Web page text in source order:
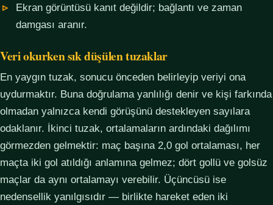
Ekran görüntüsü kanıt değildir; bağlantı ve zaman
damgası aranır.
Veri okurken sık düşülen tuzaklar
En yaygın tuzak, sonucu önceden belirleyip veriyi ona
uydurmaktır. Buna doğrulama yanlılığı denir ve kişi farkında
olmadan yalnızca kendi görüşünü destekleyen sayılara
odaklanır. İkinci tuzak, ortalamaların ardındaki dağılımı
görmezden gelmektir: maç başına 2,0 gol ortalaması, her
maçta iki gol atıldığı anlamına gelmez; dört gollü ve golsüz
maçlar da aynı ortalamayı verebilir. Üçüncüsü ise
nedensellik yanılgısıdır — birlikte hareket eden iki